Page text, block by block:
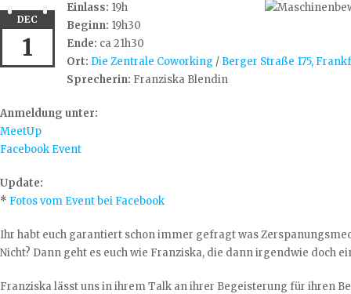
DEC
1
Einlass: 19h
Beginn: 19h30
Ende: ca 21h30
Ort: Die Zentrale Coworking / Berger Straße 175,
Sprecherin: Franziska Blendin
Anmeldung unter:
MeetUp
Facebook Event
Update:
* Fotos vom Event bei Facebook
Ihr habt euch garantiert schon immer gefragt was
Nicht? Dann geht es euch wie Franziska, die dann irgendwie doch
Franziska lässt uns in ihrem Talk an ihrer Begeisterung für ihren